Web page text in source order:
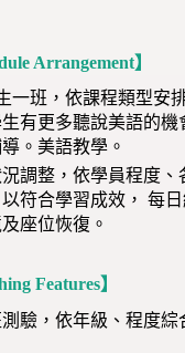
Arrangement】
一班，依課程類型安
有更多聽說美語的機
。美語教學。
調整，依學員程度、
符合學習成效，每
座位恢復。
Features】
驗，依年級、程度綜